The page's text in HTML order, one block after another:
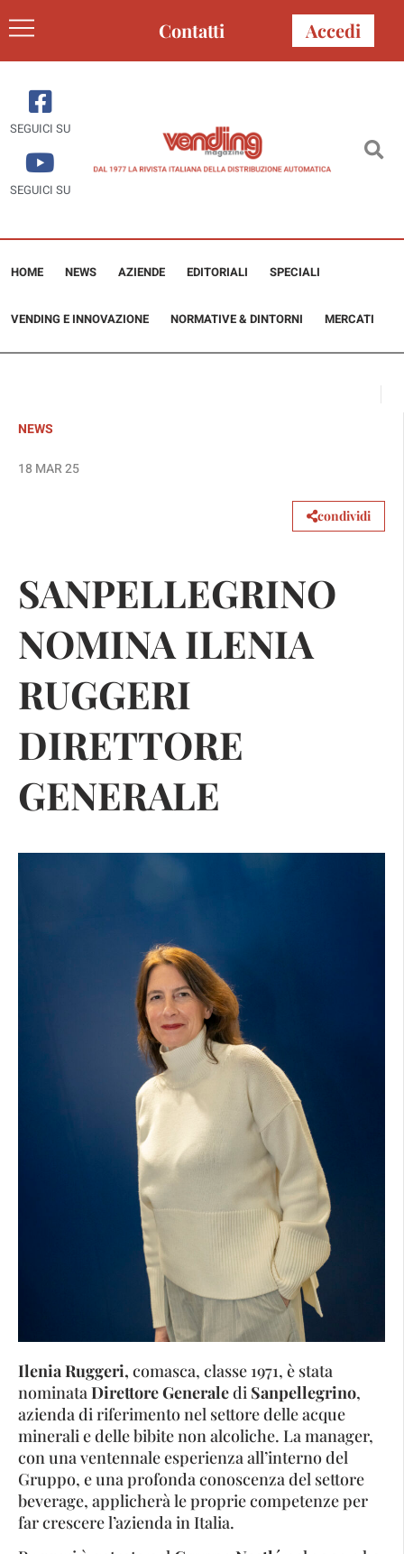
Contatti Accedi
SEGUICI SU
SEGUICI SU
HOME NEWS AZIENDE EDITORIALI SPECIALI
VENDING E INNOVAZIONE NORMATIVE & DINTORNI MERCATI
NEWS
18 MAR 25
condividi
SANPELLEGRINO
NOMINA ILENIA
RUGGERI
DIRETTORE
GENERALE
Ilenia Ruggeri, comasca, classe 1971, è stata
nominata Direttore Generaledi Sanpellegrino,
azienda di riferimento nel settore delle acque
minerali e delle bibite non alcoliche. La manager,
con una ventennale esperienza all’interno del
Gruppo, e una profonda conoscenza del settore
beverage, applicherà le proprie competenze per
far crescere l’azienda in Italia.